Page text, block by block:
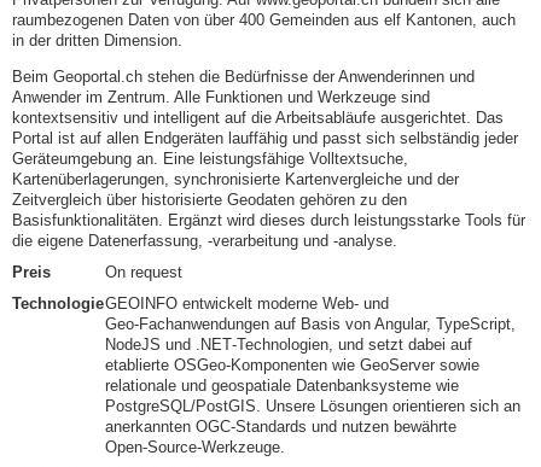
raumbezogenen Daten von über 400 Gemeinden aus elf Kantonen, auch
in der dritten Dimension.
Beim Geoportal.ch stehen die Bedürfnisse der Anwenderinnen und
Anwender im Zentrum. Alle Funktionen und Werkzeuge sind
kontextsensitiv und intelligent auf die Arbeitsabläufe ausgerichtet. Das
Portal ist auf allen Endgeräten lauffähig und passt sich selbständig jeder
Geräteumgebung an. Eine leistungsfähige Volltextsuche,
Kartenüberlagerungen, synchronisierte Kartenvergleiche und der
Zeitvergleich über historisierte Geodaten gehören zu den
Basisfunktionalitäten. Ergänzt wird dieses durch leistungsstarke Tools für
die eigene Datenerfassung, -verarbeitung und -analyse.
Preis
On request
TechnologieGEOINFO entwickelt moderne Web‑ und
Geo‑Fachanwendungen auf Basis von Angular, TypeScript,
NodeJS und .NET‑Technologien, und setzt dabei auf
etablierte OSGeo‑Komponenten wie GeoServer sowie
relationale und geospatiale Datenbanksysteme wie
PostgreSQL/PostGIS. Unsere Lösungen orientieren sich an
anerkannten OGC‑Standards und nutzen bewährte
Open‑Source‑Werkzeuge.